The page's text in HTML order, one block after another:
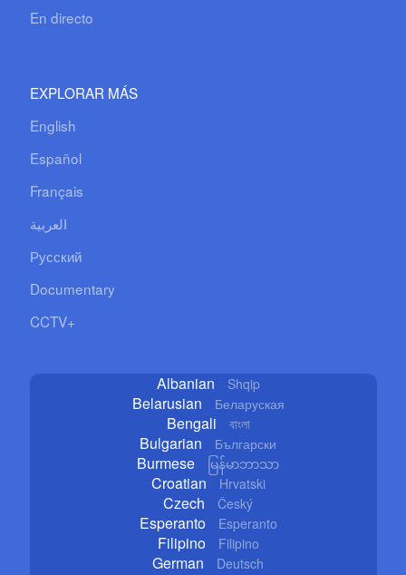
En directo
EXPLORAR MÁS
English
Español
Français
العربية
Русский
Documentary
CCTV+
Albanian Shqip
Belarusian Беларуская
Bengali বাংলা
Bulgarian Български
Burmese မြန်မာဘာသာ
Croatian Hrvatski
Czech Český
Esperanto Esperanto
Filipino Filipino
German Deutsch